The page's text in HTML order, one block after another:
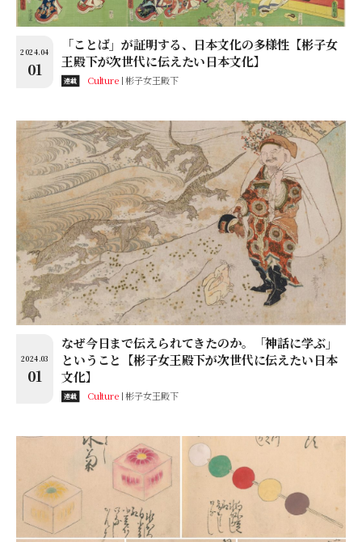
2024.04
01
「ことば」が証明する、日本文化の多様性【彬子女
王殿下が次世代に伝えたい日本文化】
連載 Culture 彬子女王殿下
2024.03
01
なぜ今日まで伝えられてきたのか。「神話に学ぶ」
ということ【彬子女王殿下が次世代に伝えたい日本
文化】
連載 Culture 彬子女王殿下